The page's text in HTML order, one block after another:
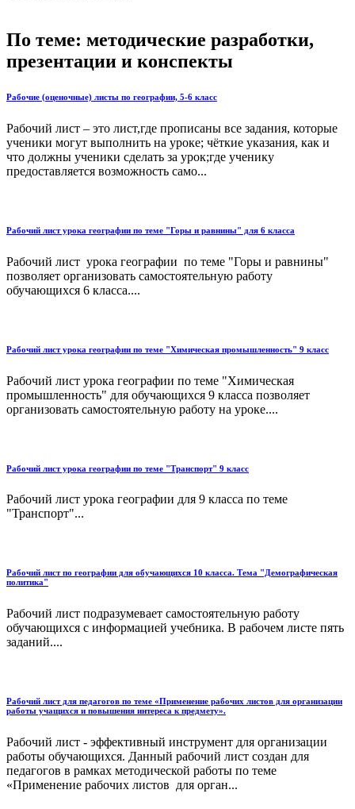
По теме: методические разработки,
презентации и конспекты
Рабочие (оценочные) листы по географии, 5-6 класс
Рабочий лист – это лист,где прописаны все задания, которые
ученики могут выполнить на уроке; чёткие указания, как и
что должны ученики сделать за урок;где ученику
предоставляется возможность само...
Рабочий лист урока географии по теме "Горы и равнины" для 6 класса
Рабочий лист урока географии по теме "Горы и равнины"
позволяет организовать самостоятельную работу
обучающихся 6 класса....
Рабочий лист урока географии по теме "Химическая промышленность" 9 класс
Рабочий лист урока географии по теме "Химическая
промышленность" для обучающихся 9 класса позволяет
организовать самостоятельную работу на уроке....
Рабочий лист урока географии по теме "Транспорт" 9 класс
Рабочий лист урока географии для 9 класса по теме
"Транспорт"...
Рабочий лист по географии для обучающихся 10 класса. Тема "Демографическая
политика"
Рабочий лист подразумевает самостоятельную работу
обучающихся с информацией учебника. В рабочем листе пять
заданий....
Рабочий лист для педагогов по теме «Применение рабочих листов для организации
работы учащихся и повышения интереса к предмету».
Рабочий лист - эффективный инструмент для организации
работы обучающихся. Данный рабочий лист создан для
педагогов в рамках методической работы по теме
«Применение рабочих листов для орган...